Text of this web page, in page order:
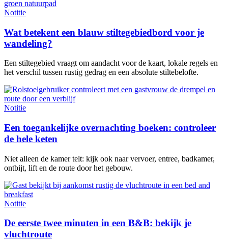
Notitie
Wat betekent een blauw stiltegebiedbord voor je
wandeling?
Een stiltegebied vraagt om aandacht voor de kaart, lokale regels en
het verschil tussen rustig gedrag en een absolute stiltebelofte.
Notitie
Een toegankelijke overnachting boeken: controleer
de hele keten
Niet alleen de kamer telt: kijk ook naar vervoer, entree, badkamer,
ontbijt, lift en de route door het gebouw.
Notitie
De eerste twee minuten in een B&B: bekijk je
vluchtroute